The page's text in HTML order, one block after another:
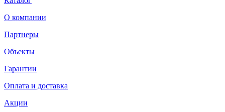
О компании
Партнеры
Объекты
Гарантии
Оплата и доставка
Акции